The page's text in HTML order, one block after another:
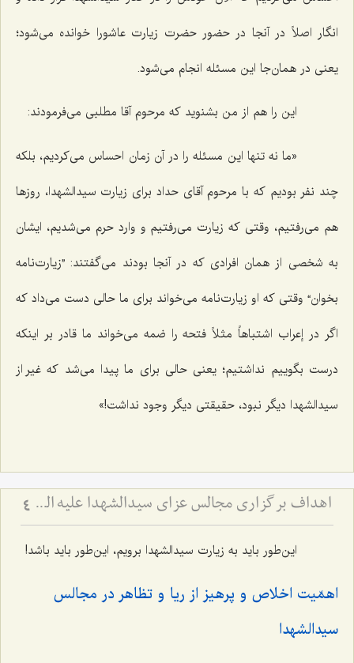
انگار اصلاً در آنجا در حضور حضرت زیارت عاشورا خوانده می‌شود؛
یعنی در همان‌جا این مسئله انجام می‌شود.
این را هم از من بشنوید که مرحوم آقا مطلبی می‌فرمودند:
«ما نه تنها این مسئله را در آن زمان احساس می‌کردیم، بلکه
چند نفر بودیم که با مرحوم آقای حداد برای زیارت سیدالشهدا، روزها
هم می‌رفتیم، وقتی که زیارت می‌رفتیم و وارد حرم می‌شدیم، ایشان
به شخصی از همان افرادی که در آنجا بودند می‌گفتند: ”زیارت‌نامه
بخوان“ وقتی که او زیارت‌نامه می‌خواند برای ما حالی دست می‌داد که
اگر در إعراب اشتباهاً مثلاً فتحه را ضمه می‌خواند ما قادر بر اینکه
درست بگوییم نداشتیم؛ یعنی حالی برای ما پیدا می‌شد که غیر از
سیدالشهدا دیگر نبود، حقیقتی دیگر وجود نداشت!»
اهداف برگزاری مجالس عزای سیدالشهدا علیه السّلام 4
این‌طور باید به زیارت سیدالشهدا برویم، این‌طور باید باشد!
اهمّیت اخلاص و پرهیز از ریا و تظاهر در مجالس
سیدالشهدا